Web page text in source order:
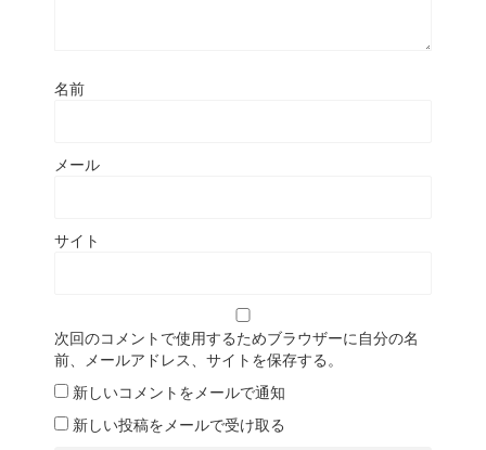
名前
メール
サイト
次回のコメントで使用するためブラウザーに自分の名
前、メールアドレス、サイトを保存する。
新しいコメントをメールで通知
新しい投稿をメールで受け取る